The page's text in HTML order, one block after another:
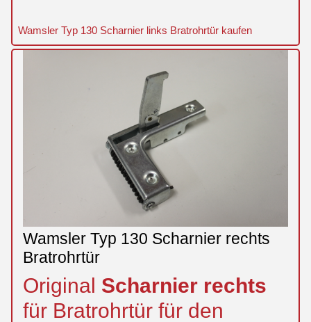
Wamsler Typ 130 Scharnier links Bratrohrtür kaufen
Wamsler Typ 130 Scharnier rechts
Bratrohrtür
Original Scharnier rechts
für Bratrohrtür für den